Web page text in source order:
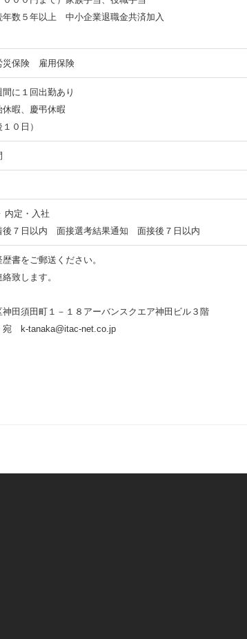
数５年以上 中小企業退職金共済加入
災保険 雇用保険
に１回出勤あり
暇、慶弔休暇
０日）
定・入社
７日以内 面接選考結果通知 面接後７日以内
書をご郵送ください。
致します。
田須田町１－１８アーバンスクエア神田ビル３階
net.co.jp